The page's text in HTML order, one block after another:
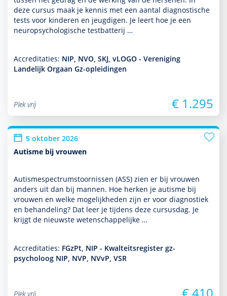
deze cursus maak je kennis met een aantal diag­nos­tische
tests voor kin­de­ren en jeugdigen. Je leert hoe je een
neuro­psycho­logische testbatterij …
Accreditaties: NIP, NVO, SKJ, vLOGO - Vereniging
Landelijk Orgaan Gz-opleidingen
Plek vrij € 1.295
5 oktober 2026
Autisme bij vrouwen
Autismespectrumstoor­nissen (ASS) zien er bij vrouwen
anders uit dan bij mannen. Hoe herken je autisme bij
vrouwen en welke moge­lijk­heden zijn er voor diag­nos­tiek
en behan­del­ing? Dat leer je tijdens deze cursusdag. Je
krijgt de nieuwste weten­schappe­lijke …
Accreditaties: FGzPt, NIP - Kwalteitsregister gz-
psycholoog NIP, NVP, NVvP, VSR
Plek vrij